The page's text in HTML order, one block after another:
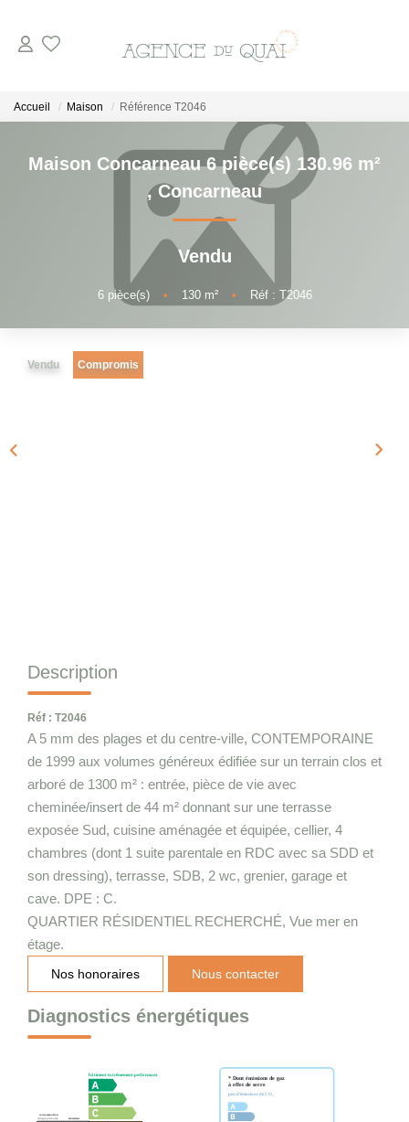
A La Vente
En Viager
A La Location
VENDRE
Accueil Maison Référence T2046
Maison Concarneau 6 pièce(s) 130.96 m²
,Concarneau
Vendu
6pièce(s) • 130m² • Réf : T2046
Vendu Compromis
Description
Réf : T2046
A 5 mm des plages et du centre-ville, CONTEMPORAINE
de 1999 aux volumes généreux édifiée sur un terrain clos et
arboré de 1300 m² : entrée, pièce de vie avec
cheminée/insert de 44 m² donnant sur une terrasse
exposée Sud, cuisine aménagée et équipée, cellier, 4
chambres (dont 1 suite parentale en RDC avec sa SDD et
son dressing), terrasse, SDB, 2 wc, grenier, garage et
cave. DPE : C.
QUARTIER RÉSIDENTIEL RECHERCHÉ, Vue mer en
étage.
Nos honoraires Nous contacter
Diagnostics énergétiques